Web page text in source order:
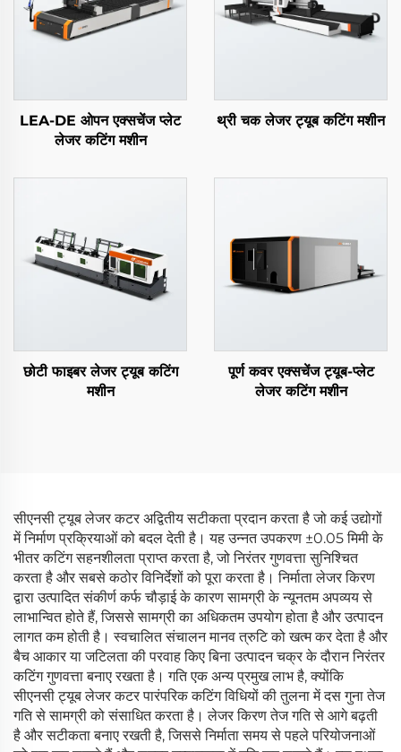
LEA-DE ओपन एक्सचेंज प्लेट
लेजर कटिंग मशीन
थ्री चक लेजर ट्यूब कटिंग मशीन
छोटी फाइबर लेजर ट्यूब कटिंग
मशीन
पूर्ण कवर एक्सचेंज ट्यूब-प्लेट
लेजर कटिंग मशीन
सीएनसी ट्यूब लेजर कटर अद्वितीय सटीकता प्रदान करता है जो कई उद्योगों
में निर्माण प्रक्रियाओं को बदल देती है। यह उन्नत उपकरण ±0.05 मिमी के
भीतर कटिंग सहनशीलता प्राप्त करता है, जो निरंतर गुणवत्ता सुनिश्चित
करता है और सबसे कठोर विनिर्देशों को पूरा करता है। निर्माता लेजर किरण
द्वारा उत्पादित संकीर्ण कर्फ चौड़ाई के कारण सामग्री के न्यूनतम अपव्यय से
लाभान्वित होते हैं, जिससे सामग्री का अधिकतम उपयोग होता है और उत्पादन
लागत कम होती है। स्वचालित संचालन मानव त्रुटि को खत्म कर देता है और
बैच आकार या जटिलता की परवाह किए बिना उत्पादन चक्र के दौरान निरंतर
कटिंग गुणवत्ता बनाए रखता है। गति एक अन्य प्रमुख लाभ है, क्योंकि
सीएनसी ट्यूब लेजर कटर पारंपरिक कटिंग विधियों की तुलना में दस गुना तेज
गति से सामग्री को संसाधित करता है। लेजर किरण तेज गति से आगे बढ़ती
है और सटीकता बनाए रखती है, जिससे निर्माता समय से पहले परियोजनाओं